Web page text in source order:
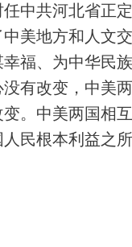
中共河北省正
美地方和人文
福、为中华民
有改变，中美
。中美两国相
民根本利益之